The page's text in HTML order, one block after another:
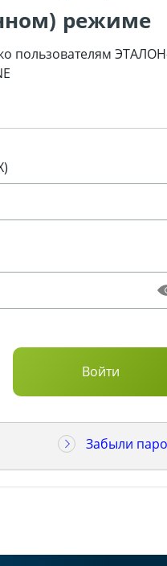
режиме
пользователям
Забыли